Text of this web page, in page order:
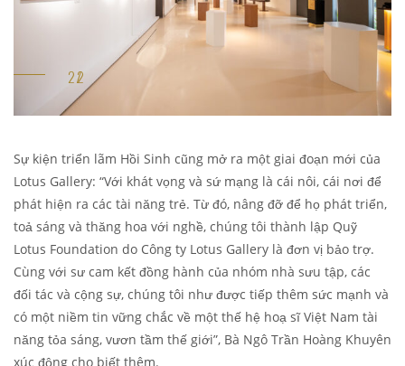
Sự kiện triển lãm Hồi Sinh cũng mở ra một giai đoạn mới của
Lotus Gallery: “Với khát vọng và sứ mạng là cái nôi, cái nơi để
phát hiện ra các tài năng trẻ. Từ đó, nâng đỡ để họ phát triển,
toả sáng và thăng hoa với nghề, chúng tôi thành lập Quỹ
Lotus Foundation do Công ty Lotus Gallery là đơn vị bảo trợ.
Cùng với sư cam kết đồng hành của nhóm nhà sưu tập, các
đối tác và cộng sự, chúng tôi như được tiếp thêm sức mạnh và
có một niềm tin vững chắc về một thế hệ hoạ sĩ Việt Nam tài
năng tỏa sáng, vươn tầm thế giới”, Bà Ngô Trần Hoàng Khuyên
xúc động cho biết thêm.